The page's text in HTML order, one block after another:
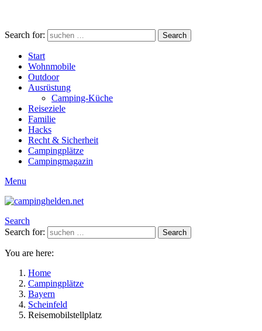
Search for: Search
Start
Wohnmobile
Outdoor
Ausrüstung
Camping-Küche
Reiseziele
Familie
Hacks
Recht & Sicherheit
Campingplätze
Campingmagazin
Menu
Search
Search for:
Search
You are here:
Home
Campingplätze
Bayern
Scheinfeld
Reisemobilstellplatz